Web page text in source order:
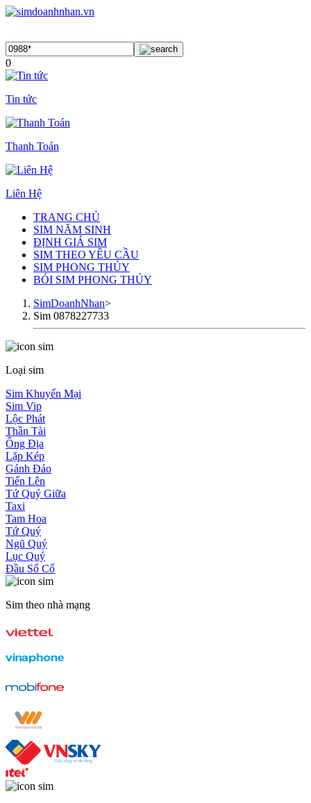
0
Tin tức
Thanh Toán
Liên Hệ
TRANG CHỦ
SIM NĂM SINH
ĐỊNH GIÁ SIM
SIM THEO YÊU CẦU
SIM PHONG THỦY
BÓI SIM PHONG THỦY
SimDoanhNhan>
Sim 0878227733
Loại sim
Sim Khuyến Mại
Sim Vip
Lộc Phát
Thần Tài
Ông Địa
Lặp Kép
Gánh Đảo
Tiến Lên
Tứ Quý Giữa
Taxi
Tam Hoa
Tứ Quý
Ngũ Quý
Lục Quý
Đầu Số Cổ
Sim theo nhà mạng